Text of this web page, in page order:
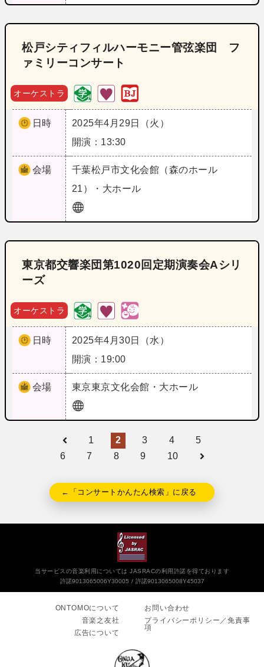
松戸シティフィルハーモニー管弦楽団 フ
ァミリーコンサート
オーケストラ
日時
2025年4月29日（火）
開演：13:30
会場 千葉松戸市文化会館（森のホール
21）・大ホール
東京都交響楽団第1020回定期演奏会Aシリ
ーズ
オーケストラ
日時
2025年4月30日（水）
開演：19:00
会場 東京東京文化会館・大ホール
1 2 3 4
5
6
7 8 9 10
←「コンサートかんたん検索」に戻る
当サービスの音楽利用については JASRACの利用許諾を得ております
許諾9013065006Y30005
許諾9013065008Y45037
ONTOMOについて
音楽之友社
広告について
お問い合わせ
プライバシーポリシー／免責事
項